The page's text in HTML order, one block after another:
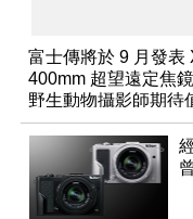
富士傳將於 9 月發表
400mm 超望遠定焦
野生動物攝影師期待
滿